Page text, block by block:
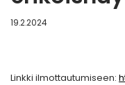
19.2.2024
Linkki ilmottautumiseen: